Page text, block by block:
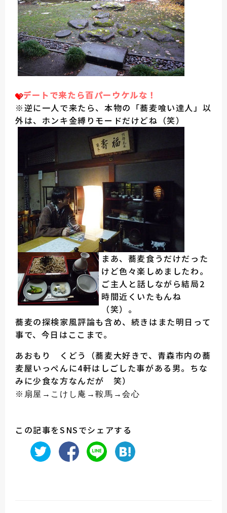
デートで来たら百パーウケルな！
※逆に一人で来たら、本物の「蕎麦喰い達人」以
外は、ホンキ金縛りモードだけどね（笑）
まあ、蕎麦食うだけだった
けど色々楽しめましたわ。
ご主人と話しながら結局2
時間近くいたもんね
（笑）。
蕎麦の探検家風評論も含め、続きはまた明日って
事で、今日はここまで。
あおもり くどう（蕎麦大好きで、青森市内の蕎
麦屋いっぺんに4軒はしごした事がある男。ちな
みに少食な方なんだが 笑）
※扇屋→こけし庵→鞍馬→会心
この記事をSNSでシェアする